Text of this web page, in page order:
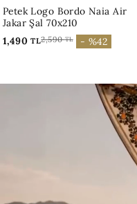
Monogram İmza Kemik Shiny
Jakar Şal 70x200
1,090TL3,090TL - %64